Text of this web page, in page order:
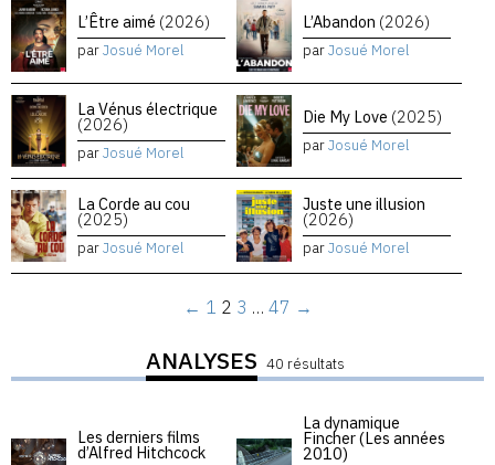
L’Être aimé (2026)
parJosué Morel
L’Abandon (2026)
parJosué Morel
La Vénus électrique
(2026)
parJosué Morel
Die My Love (2025)
parJosué Morel
La Corde au cou
(2025)
parJosué Morel
Juste une illusion
(2026)
parJosué Morel
← 1 2 3 … 47 →
ANALYSES 40 résultats
Les derniers films
d’Alfred Hitchcock
La dynamique
Fincher (Les années
2010)